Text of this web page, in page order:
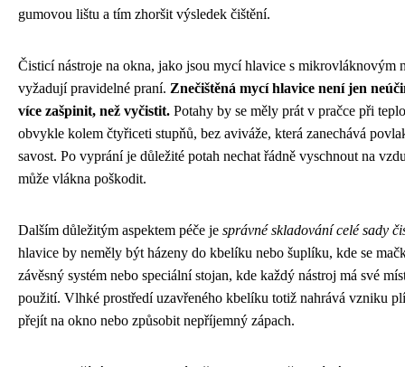
gumovou lištu a tím zhoršit výsledek čištění.
Čisticí nástroje na okna, jako jsou mycí hlavice s mikrovláknovým
vyžadují pravidelné praní. Znečištěná mycí hlavice není jen
více zašpinit, než vyčistit. Potahy by se měly prát v pračce při
obvykle kolem čtyřiceti stupňů, bez aviváže, která zanechává
savost. Po vyprání je důležité potah nechat řádně vyschnout na
může vlákna poškodit.
Dalším důležitým aspektem péče je správné skladování celé sady
hlavice by neměly být házeny do kbelíku nebo šuplíku, kde se
závěsný systém nebo speciální stojan, kde každý nástroj má své
použití. Vlhké prostředí uzavřeného kbelíku totiž nahrává vzniku
přejít na okno nebo způsobit nepříjemný zápach.